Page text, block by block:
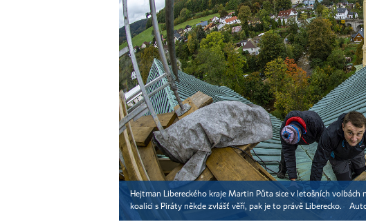
Hejtman Libereckého kraje Martin Půta sice v letošních
koalici s Piráty někde zvlášť věří, pak je to právě Liberecko.